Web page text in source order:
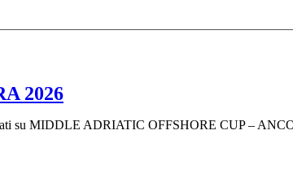
2026
su MIDDLE ADRIATIC OFFSHORE CUP –